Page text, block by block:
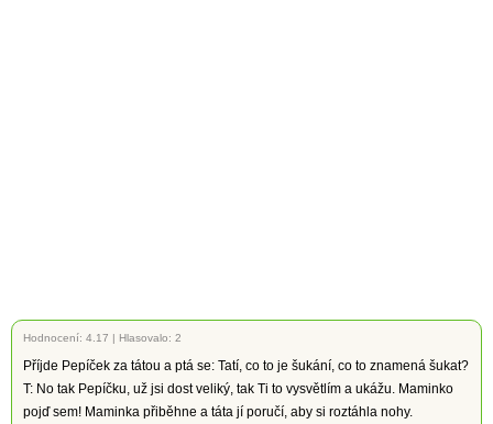
Hodnocení: 4.17 | Hlasovalo: 2
Příjde Pepíček za tátou a ptá se: Tatí, co to je šukání, co to znamená šukat?
T: No tak Pepíčku, už jsi dost veliký, tak Ti to vysvětlím a ukážu. Maminko
pojď sem! Maminka přiběhne a táta jí poručí, aby si roztáhla nohy.